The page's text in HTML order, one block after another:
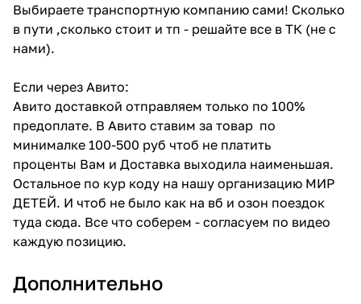
Выбираете транспортную компанию сами! Сколько
в пути ,сколько стоит и тп - решайте все в ТК (не с
нами).
Если через Авито:
Авито доставкой отправляем только по 100%
предоплате. В Авито ставим за товар по
минималке 100-500 руб чтоб не платить
проценты Вам и Доставка выходила наименьшая.
Остальное по кур коду на нашу организацию МИР
ДЕТЕЙ. И чтоб не было как на вб и озон поездок
туда сюда. Все что соберем - согласуем по видео
каждую позицию.
Дополнительно